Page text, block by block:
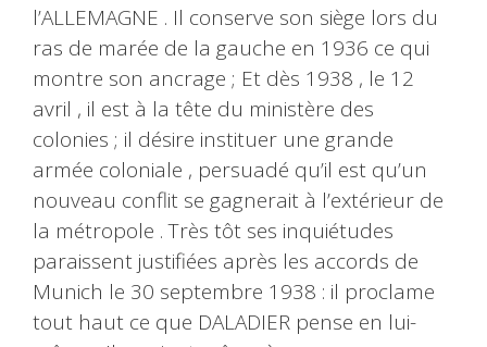
l’ALLEMAGNE . Il conserve son siège lors du
ras de marée de la gauche en 1936 ce qui
montre son ancrage ; Et dès 1938 , le 12
avril , il est à la tête du ministère des
colonies ; il désire instituer une grande
armée coloniale , persuadé qu’il est qu’un
nouveau conflit se gagnerait à l’extérieur de
la métropole . Très tôt ses inquiétudes
paraissent justifiées après les accords de
Munich le 30 septembre 1938 : il proclame
tout haut ce que DALADIER pense en lui-